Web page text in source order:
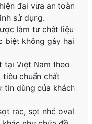
đại vừa an toàn
sử dụng.
làm từ chất liệu
biệt không gây hại
tại Việt Nam theo
tiêu chuẩn chất
tin dùng của khách
rác, sọt nhỏ oval